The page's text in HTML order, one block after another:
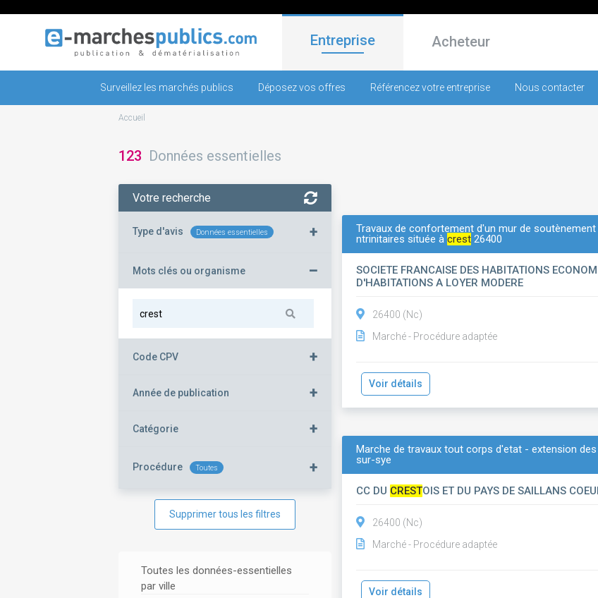
Entreprise Acheteur
Surveillez les marchés publics Déposez vos offres Référencez votre entreprise Nous contacter
Accueil
123 Données essentielles
Votre recherche
Type d'avis Données essentielles +
Mots clés ou organisme –
Code CPV +
Année de publication +
Catégorie +
Procédure Toutes +
Supprimer tous les filtres
Toutes les données-essentielles
par ville
Travaux de confortement d'un mur de
ntrinitaires située àcrest 26400
SOCIETE FRANCAISE DES HABITATIONS
D'HABITATIONS A LOYER MODERE
26400 (Nc)
Marché - Procédure adaptée
Voir détails
Marche de travaux tout corps d'etat - extension
sur-sye
CC DU CRESTOIS ET DU PAYS DE SAILLANS
26400 (Nc)
Marché - Procédure adaptée
Voir détails